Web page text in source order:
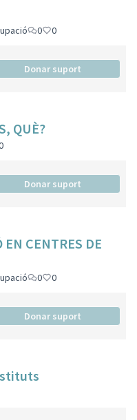
0 0
Donar suport
QUÈ?
Donar suport
EN CENTRES DE
0 0
Donar suport